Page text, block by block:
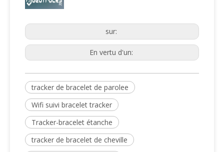
sur:
En vertu d'un:
tracker de bracelet de parolee
Wifi suivi bracelet tracker
Tracker-bracelet étanche
tracker de bracelet de cheville